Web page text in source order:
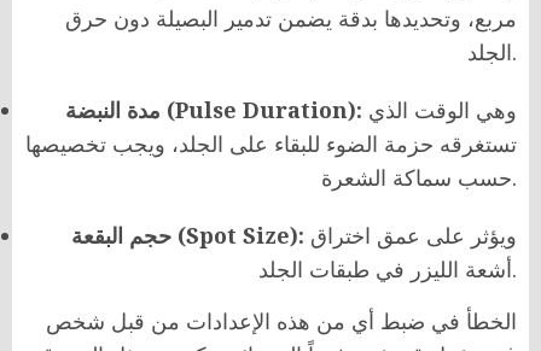
مربع، وتحديدها بدقة يضمن تدمير البصيلة دون حرق
الجلد.
مدة النبضة (Pulse Duration):
تستغرقه حزمة الضوء للبقاء على الجلد، ويجب تخصيصها
حسب سماكة الشعرة.
حجم البقعة (Spot Size):
أشعة الليزر في طبقات الجلد.
الخطأ في ضبط أي من هذه الإعدادات من قبل شخص